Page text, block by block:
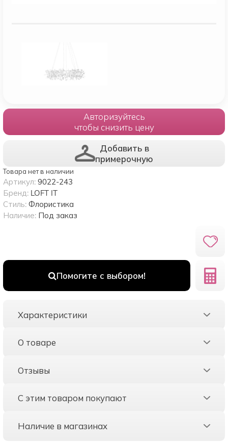
Авторизуйтесь
чтобы снизить цену
Добавить в
примерочную
Товара нет в наличии
Помогите с выбором!
Артикул: 9022-243
Бренд: LOFT IT
Стиль: Флористика
Наличие: Под заказ
Характеристики
О товаре
Отзывы
С этим товаром покупают
Наличие в магазинах